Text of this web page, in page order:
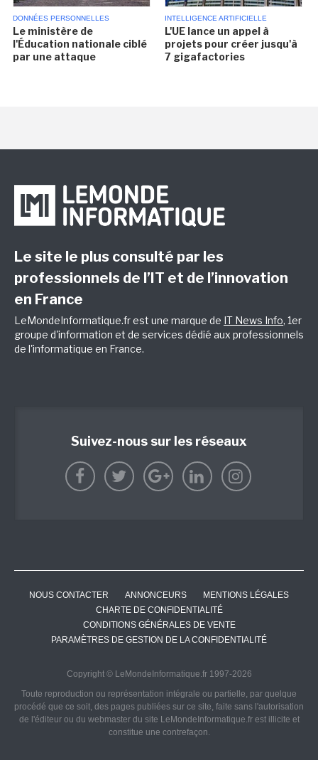
DONNÉES PERSONNELLES
Le ministère de
l'Éducation nationale ciblé
par une attaque
INTELLIGENCE ARTIFICIELLE
L'UE lance un appel à
projets pour créer jusqu'à
7 gigafactories
Le site le plus consulté par les
professionnels de l’IT et de l’innovation
en France
LeMondeInformatique.fr est une marque de IT News Info, 1er
groupe d'information et de services dédié aux professionnels
de l'informatique en France.
Suivez-nous sur les réseaux
NOUS CONTACTER ANNONCEURS
MENTIONS LÉGALES
CHARTE DE CONFIDENTIALITÉ
CONDITIONS GÉNÉRALES DE VENTE
PARAMÈTRES DE GESTION DE LA CONFIDENTIALITÉ
Copyright © LeMondeInformatique.fr 1997-2026
Toute reproduction ou représentation intégrale ou partielle, par quelque
procédé que ce soit, des pages publiées sur ce site, faite sans l'autorisation
de l'éditeur ou du webmaster du site LeMondeInformatique.fr est illicite et
constitue une contrefaçon.